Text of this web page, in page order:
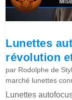
Lunettes
révolution
par Rodolphe de
marché lunettes
Lunettes